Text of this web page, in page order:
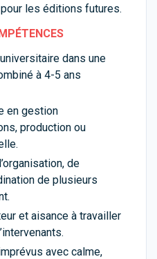
les éditions futures.
dans une
à 4-5 ans
en gestion
production ou
de
de plusieurs
et aisance à travailler
avec calme,